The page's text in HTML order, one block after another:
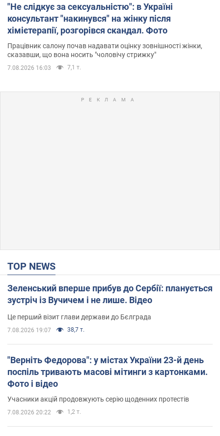
"Не слідкує за сексуальністю": в Україні
консультант "накинувся" на жінку після
хімієтерапії, розгорівся скандал. Фото
Працівник салону почав надавати оцінку зовнішності жінки,
сказавши, що вона носить "чоловічу стрижку"
7.08.2026 16:03 7,1 т.
TOP NEWS
Зеленський вперше прибув до Сербії: планується
зустріч із Вучичем і не лише. Відео
Це перший візит глави держави до Бєлграда
7.08.2026 19:07 38,7 т.
"Верніть Федорова": у містах України 23-й день
поспіль тривають масові мітинги з картонками.
Фото і відео
Учасники акцій продовжують серію щоденних протестів
7.08.2026 20:22 1,2 т.